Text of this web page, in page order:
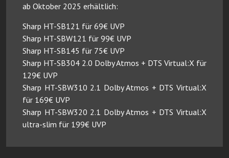
ab Oktober 2025 erhältlich:
Sharp HT-SB121 für 69€ UVP
Sharp HT-SBW121 für 99€ UVP
Sharp HT-SB145 für 75€ UVP
Sharp HT-SB304 2.0 Dolby Atmos + DTS Virtual:X für
129€ UVP
Sharp HT-SBW310 2.1 Dolby Atmos + DTS Virtual:X
für 169€ UVP
Sharp HT-SBW320 2.1 Dolby Atmos + DTS Virtual:X
ultra-slim für 199€ UVP